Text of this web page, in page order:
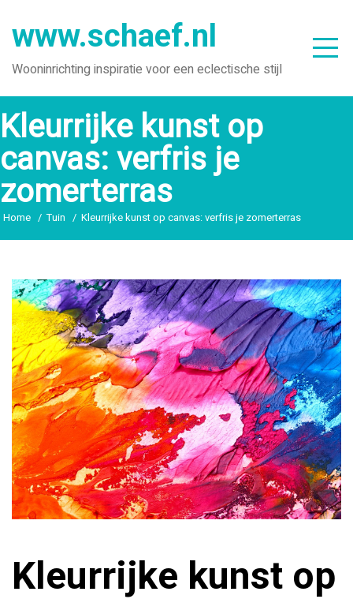
naar
inhoud
www.schaef.nl
Wooninrichting inspiratie voor een eclectische stijl
Kleurrijke kunst op
canvas: verfris je
zomerterras
Home Tuin Kleurrijke kunst op canvas: verfris je zomerterras
Kleurrijke kunst op